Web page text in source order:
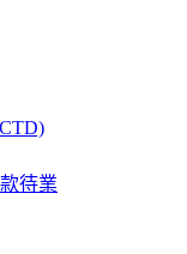
款待業